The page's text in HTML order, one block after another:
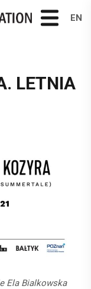
EN
LETNIA
Ela Bialkowska